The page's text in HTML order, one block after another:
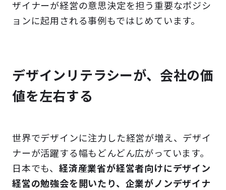
ザイナーが経営の意思決定を担う重要なポジシ
ョンに起用される事例もではじめています。
デザインリテラシーが、会社の価
値を左右する
世界でデザインに注力した経営が増え、デザイ
ナーが活躍する幅もどんどん広がっています。
日本でも、 経済産業省が経営者向けにデザイン
経営の勉強会を開いたり、企業がノンデザイナ